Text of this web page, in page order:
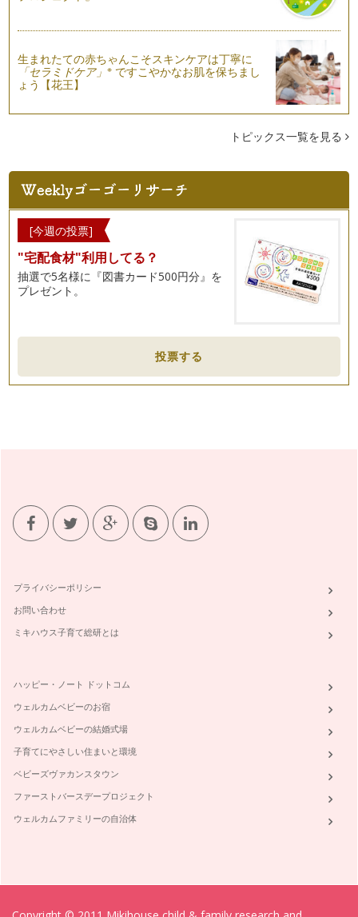
レッスンを受ける際に、練習をした曲を先生に聞いていただい
て、もっとより良い演奏へのアドバイ…
ピアノの楽しみ方「６５」スコアからのメッセージ
ピアノをするにあたって、私も幼少期より、ピアノを習いに行
きました。今も恩師とはお付き合いが…
ピアノの楽しみ方「６３」絆が生まれるとき
音楽を学ぶことは終わりのない旅に出るようなもので、そこに
は数多くの出会いがあります。 …
ピアノの楽しみ方「６２」室内楽を体験しよう！！
今年の発表会はソロもしくは連弾と日本をはじめ海外で室内楽
ピアノの楽しみ方「６１」譜読みをするうえで大切なこととは
ピアノを始めたばかりの生徒さんにとって一番難しいと感じる
こと多いのは、先生から出された宿題…
半だと思いますが、ピアノのレッスン…
ピアノの楽しみ方「５８」室内楽をみんなで楽しもう
ピアノや音楽を理解する、スコアを見て弾けるように、スコア
がなくても弾けるようになるには。 …
はまた全然違う次元の話にな…
私の音楽教室の生徒のレッスンプログラム、それぞれの課題を
考えてみよう。それはいつも頭にある…
ピアノの楽しみ方「５４」違った視点からのアプローチ
ハロウィーンピアノパーティーが終わってまもなく、お教室で
は、クリスマスピアノパーティーをし…
生まれたての赤ちゃんこそスキンケアは丁寧に
「セラミドケア」※ ですこやかなお肌を保ちまし
ょう【花王】
トピックス一覧を見る
[今週の投票]
"宅配食材"利用してる？
抽選で5名様に『図書カード500円分』を
プレゼント。
投票する
プライバシーポリシー
お問い合わせ
ミキハウス子育て総研とは
ハッピー・ノート ドットコム
ウェルカムベビーのお宿
ウェルカムベビーの結婚式場
子育てにやさしい住まいと環境
ベビーズヴァカンスタウン
ファーストバースデープロジェクト
ウェルカムファミリーの自治体